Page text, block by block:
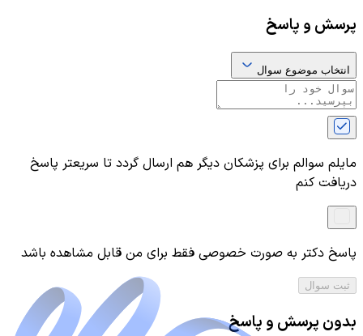
پرسش و پاسخ
انتخاب موضوع سوال
مایلم سوالم برای پزشکان دیگر هم ارسال گردد تا سریعتر پاسخ
دریافت کنم
پاسخ دکتر به صورت خصوصی فقط برای من قابل مشاهده باشد
ثبت سوال
بدون پرسش و پاسخ